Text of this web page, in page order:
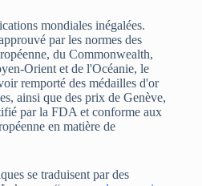
mondiales inégalées.
par les normes des
du Commonwealth,
Orient et de l'Océanie, le
remporté des médailles d'or
ainsi que des prix de Genève,
par la FDA et conforme aux
en matière de
se traduisent par des